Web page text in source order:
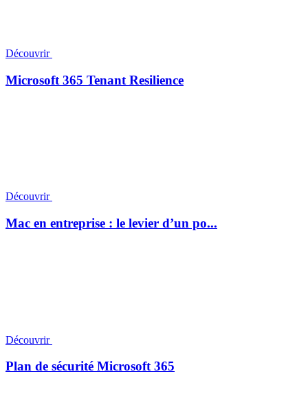
Découvrir
Microsoft 365 Tenant Resilience
Découvrir
Mac en entreprise : le levier d’un po...
Découvrir
Plan de sécurité Microsoft 365